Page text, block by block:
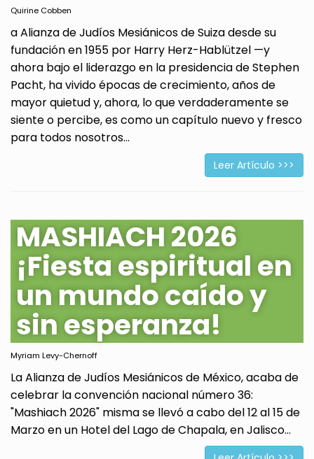
Quirine Cobben
a Alianza de Judíos Mesiánicos de Suiza desde su
fundación en 1955 por Harry Herz-Hablützel —y
ahora bajo el liderazgo en la presidencia de Stephen
Pacht, ha vivido épocas de crecimiento, años de
mayor quietud y, ahora, lo que verdaderamente se
siente o percibe, es como un capítulo nuevo y fresco
para todos nosotros...
Leer Artículo >>>
MASHIACH 2026
¡Fiesta espiritual en
un mundo caído y
sin esperanza!
Myriam Levy-Chernoff
La Alianza de Judíos Mesiánicos de México, acaba de
celebrar la convención nacional número 36:
"Mashiach 2026" misma se llevó a cabo del 12 al 15 de
Marzo en un Hotel del Lago de Chapala, en Jalisco...